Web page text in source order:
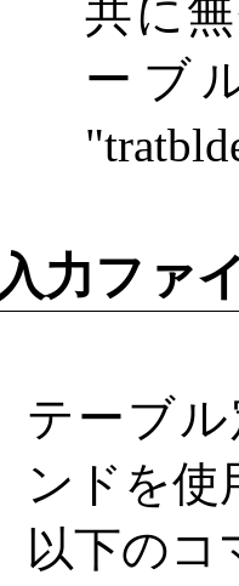
共に
ーブ
入力ファ
テーブ
ンドを使
以下のコ